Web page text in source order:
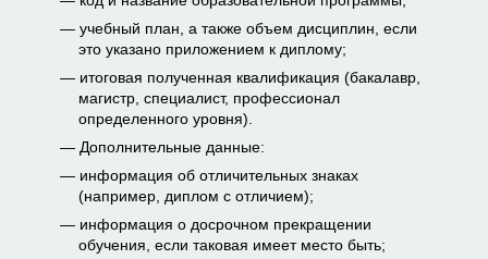
учебный план, а также объем дисциплин, если
это указано приложением к диплому;
итоговая полученная квалификация (бакалавр,
магистр, специалист, профессионал
определенного уровня).
Дополнительные данные:
информация об отличительных знаках
(например, диплом с отличием);
информация о досрочном прекращении
обучения, если таковая имеет место быть;